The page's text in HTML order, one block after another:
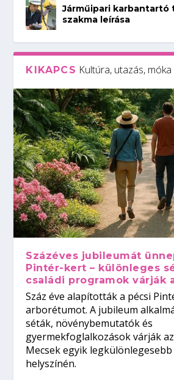
Járműipari karbantartó
szakma leírása
KIKAPCS Kultúra, utazás,
Százéves jubileumát
Pintér-kert – különleges
családi programok várják
Száz éve alapították a pécsi
arborétumot. A jubileum
séták, növénybemutatók és
gyermekfoglalkozások várják
Mecsek egyik
helyszínén.